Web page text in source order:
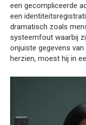
een gecompliceerde
een
dramatisch zoals
systeemfout waarbij
onjuiste gegevens
herzien, moest hij in